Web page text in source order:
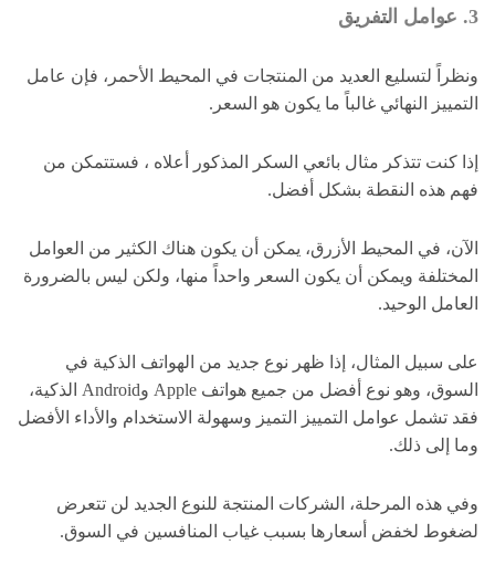
3. عوامل التفريق
ونظراً لتسليع العديد من المنتجات في المحيط الأحمر، فإن عامل
التمييز النهائي غالباً ما يكون هو السعر.
إذا كنت تتذكر مثال بائعي السكر المذكور أعلاه ، فستتمكن من
فهم هذه النقطة بشكل أفضل.
الآن، في المحيط الأزرق، يمكن أن يكون هناك الكثير من العوامل
المختلفة ويمكن أن يكون السعر واحداً منها، ولكن ليس بالضرورة
العامل الوحيد.
على سبيل المثال، إذا ظهر نوع جديد من الهواتف الذكية في
السوق، وهو نوع أفضل من جميع هواتف Apple وAndroid الذكية،
فقد تشمل عوامل التمييز التميز وسهولة الاستخدام والأداء الأفضل
وما إلى ذلك.
وفي هذه المرحلة، الشركات المنتجة للنوع الجديد لن تتعرض
لضغوط لخفض أسعارها بسبب غياب المنافسين في السوق.